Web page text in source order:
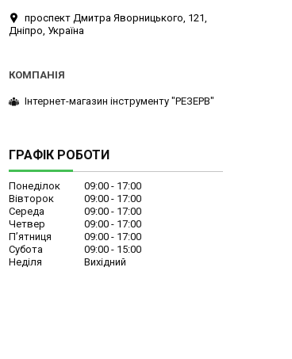
проспект Дмитра Яворницького, 121,
Дніпро, Україна
Інтернет-магазин інструменту "РЕЗЕРВ"
ГРАФІК РОБОТИ
Понеділок 09:00
17:00
Вівторок
09:00
17:00
Середа
09:00
17:00
Четвер
09:00
17:00
Пʼятниця
09:00
17:00
Субота
09:00
15:00
Неділя
Вихідний